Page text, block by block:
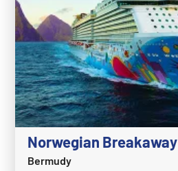
Norwegian Breakaway
Bermudy